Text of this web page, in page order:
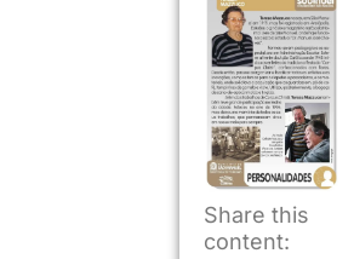
Share this
content: